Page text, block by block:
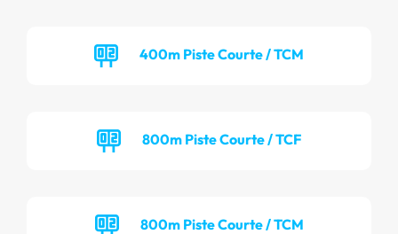
400m Piste Courte / TCM
800m Piste Courte / TCF
800m Piste Courte / TCM